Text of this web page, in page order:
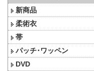
新商品
柔術衣
帯
パッチ･ワッペン
DVD